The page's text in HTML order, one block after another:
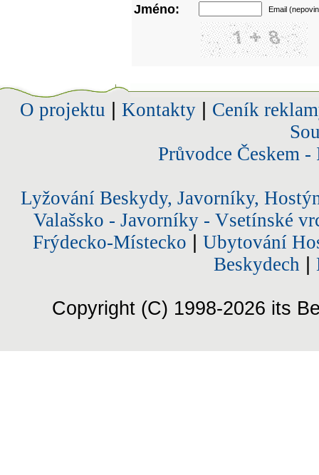
Jméno: Email
O projektu Kontakty| Ceník
Průvodce Českem
Lyžování Beskydy, Javorníky,
Valašsko - Javorníky - Vsetínské
Frýdecko-Místecko
Ubytování
Beskydech
Copyright (C) 1998-2026 its